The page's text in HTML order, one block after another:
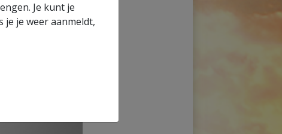
Je kunt je
je je weer aanmeldt,